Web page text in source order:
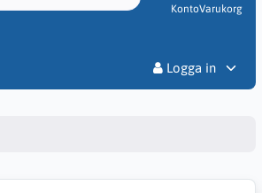
KontoVarukorg
Logga in